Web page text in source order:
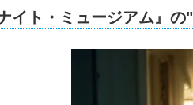
ナイト・ミュージアム』